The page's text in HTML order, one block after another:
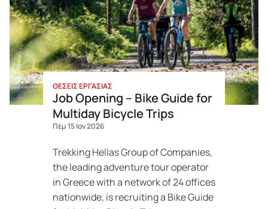
ΘΕΣΕΙΣ ΕΡΓΑΣΙΑΣ
Job Opening – Bike Guide for
Multiday Bicycle Trips
Πέμ 15 Ιαν 2026
Trekking Hellas Group of Companies,
the leading adventure tour operator
in Greece with a network of 24 offices
nationwide, is recruiting a Bike Guide